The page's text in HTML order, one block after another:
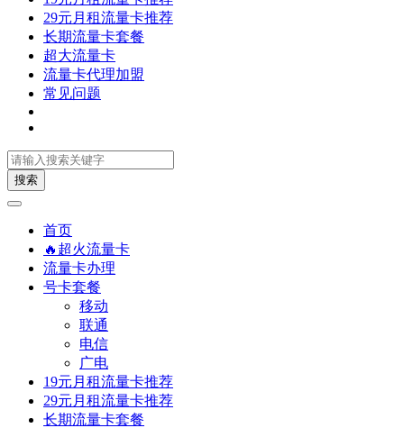
29元月租流量卡推荐
长期流量卡套餐
超大流量卡
流量卡代理加盟
常见问题
搜索
首页
🔥超火流量卡
流量卡办理
号卡套餐
移动
联通
电信
广电
19元月租流量卡推荐
29元月租流量卡推荐
长期流量卡套餐